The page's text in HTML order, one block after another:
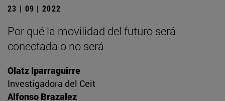
23 | 09 | 2022
Por qué la movilidad del futuro será
conectada o no será
Olatz Iparraguirre
Investigadora del Ceit
Alfonso Brazalez